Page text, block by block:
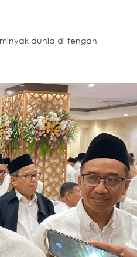
dunia di tengah